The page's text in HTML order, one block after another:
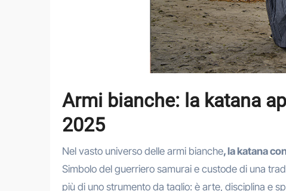
Armi bianche: la katana
2025
Nel vasto universo delle armi bianche, la katana
Simbolo del guerriero samurai e custode di una
più di uno strumento da taglio: è arte, disciplina e